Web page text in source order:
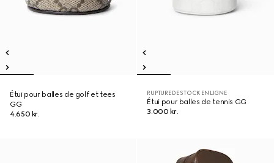
Étui pour balles de golf et tees
GG
4.650 kr.
RUPTURE DE STOCK EN LIGNE
Étui pour balles de tennis GG
3.000 kr.